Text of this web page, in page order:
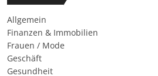
Allgemein
Finanzen & Immobilien
Frauen / Mode
Geschäft
Gesundheit